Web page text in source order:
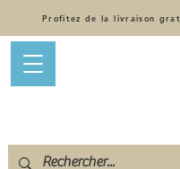
Profitez de la livraison